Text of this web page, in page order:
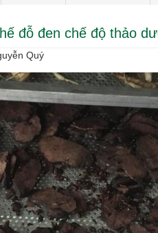
đỗ đen chế độ thảo
Quý